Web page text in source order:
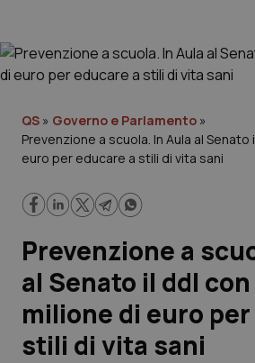
Governo e Parlamento
Regioni e Asl
Lavoro e Professioni
Scienza e Farmaci
Studi e Analisi
QS » Governo e Parlamento »
Prevenzione a scuola. In Aula al
euro per educare a stili di vita sani
Prevenzione a
al Senato il ddl
milione di euro
stili di vita sani